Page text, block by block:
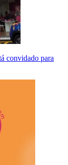
convidado para